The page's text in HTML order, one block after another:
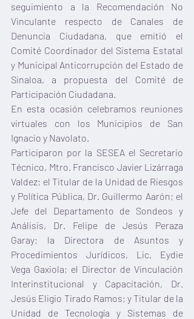
seguimiento a la Recomendación No
Vinculante respecto de Canales de
Denuncia Ciudadana, que emitió el
Comité Coordinador del Sistema Estatal
y Municipal Anticorrupción del Estado de
Sinaloa, a propuesta del Comité de
Participación Ciudadana.
En esta ocasión celebramos reuniones
virtuales con los Municipios de San
Ignacio y Navolato.
Participaron por la SESEA el Secretario
Técnico, Mtro. Francisco Javier Lizárraga
Valdez; el Titular de la Unidad de Riesgos
y Política Pública, Dr. Guillermo Aarón; el
Jefe del Departamento de Sondeos y
Análisis, Dr. Felipe de Jesús Peraza
Garay; la Directora de Asuntos y
Procedimientos Jurídicos, Lic. Eydie
Vega Gaxiola; el Director de Vinculación
Interinstitucional y Capacitación, Dr.
Jesús Eligio Tirado Ramos; y Titular de la
Unidad de Tecnología y Sistemas de